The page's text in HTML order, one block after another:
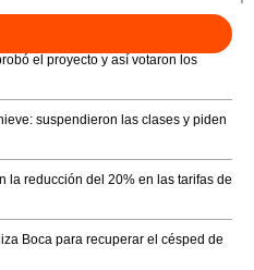
el proyecto y así votaron los
suspendieron las clases y piden
la reducción del 20% en las tarifas de
Boca para recuperar el césped de